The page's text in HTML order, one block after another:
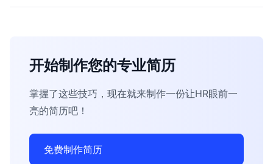
开始制作您的专业简历
掌握了这些技巧，现在就来制作一份让HR眼前一
亮的简历吧！
免费制作简历